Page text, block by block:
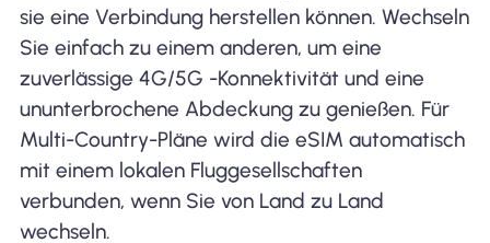
sie eine Verbindung herstellen können. Wechseln
Sie einfach zu einem anderen, um eine
zuverlässige 4G/5G -Konnektivität und eine
ununterbrochene Abdeckung zu genießen. Für
Multi-Country-Pläne wird die eSIM automatisch
mit einem lokalen Fluggesellschaften
verbunden, wenn Sie von Land zu Land
wechseln.